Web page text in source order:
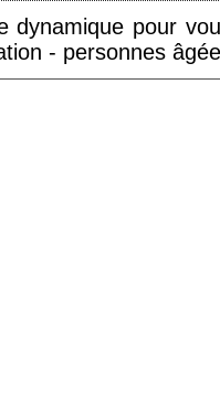
dynamique pour
- personnes